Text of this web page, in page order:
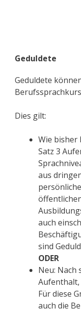
Geduldete
Geduldete
Dies gilt:
Wie bisher
Satz 3
aus
auch
sind
ODER
Neu: Nach
Aufenthalt,
Für diese
auch die